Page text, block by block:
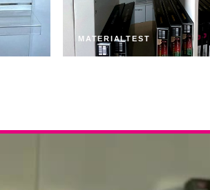
MATERIALTEST